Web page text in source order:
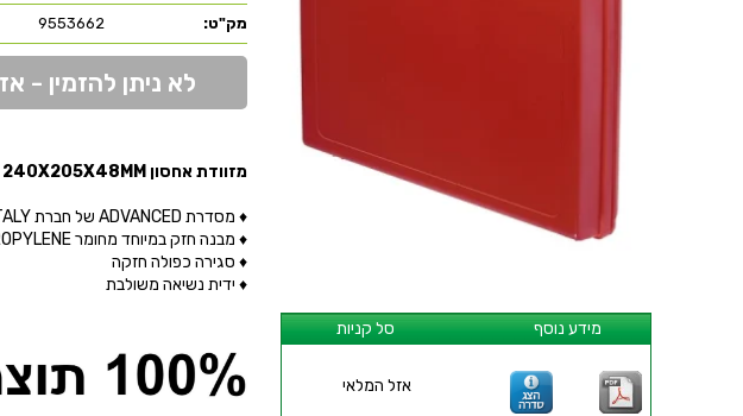
סל קניות מידע נוסף
אזל המלאי
מק"ט: 9553662
לא ניתן להזמין -
מזוודת אחסון 240X205X48MM - ללא ריפוד פנימי - אדומה
♦ מסדרת ADVANCED של חברת PLASTICA PANARO ITALY
♦ מבנה חזק במיוחד מחומר POLYPROPYLENE
♦ סגירה כפולה חזקה
♦ ידית נשיאה משולבת